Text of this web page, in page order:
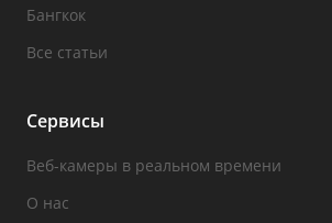
Бангкок
Все статьи
Сервисы
Веб-камеры в реальном времени
О нас